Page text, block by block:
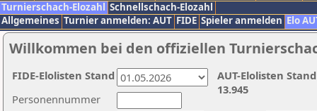
Turnierschach-Elozahl Schnellschach-Elozahl
Allgemeines Turnier anmelden: AUT FIDE Spieler anmelden Elo
Willkommen bei den offiziellen
Personennummer
AUT-Elolisten
13.945
FIDE-Elolisten Stand